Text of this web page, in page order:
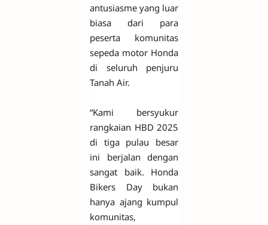
antusiasme yang luar
biasa dari para
peserta komunitas
sepeda motor Honda
di seluruh penjuru
Tanah Air.
“Kami bersyukur
rangkaian HBD 2025
di tiga pulau besar
ini berjalan dengan
sangat baik. Honda
Bikers Day bukan
hanya ajang kumpul
komunitas,